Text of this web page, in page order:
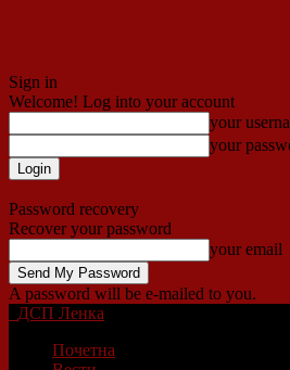
Sign in
Welcome! Log into your account
your
your
Password recovery
Recover your password
your email
A password will be e-mailed to you.
ДСП Ленка
Почетна